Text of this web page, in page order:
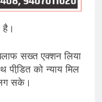
सख्त एक्शन लिया
को न्याय मिल
सके।